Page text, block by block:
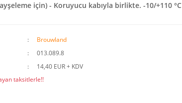
için) - Koruyucu kabıyla birlikte. -10/+110 °C
Brouwland
013.089.8
14,40 EUR + KDV
taksitlerle!!